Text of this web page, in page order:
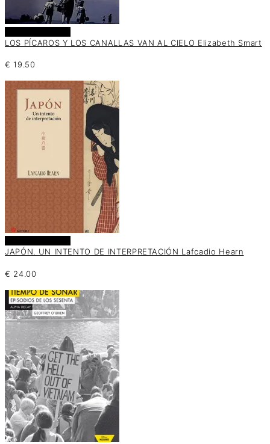
LOS PÍCAROS Y LOS CANALLAS VAN AL CIELO Elizabeth Smart
€ 19.50
JAPÓN. UN INTENTO DE INTERPRETACIÓN Lafcadio Hearn
€ 24.00